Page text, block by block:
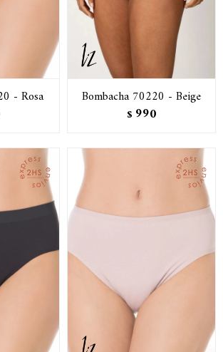
- Rosa Bombacha 70220 - Beige
$ 990